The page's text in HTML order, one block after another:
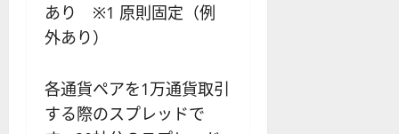
あり ※1 原則固定（例
外あり）
各通貨ペアを1万通貨取引
する際のスプレッドで